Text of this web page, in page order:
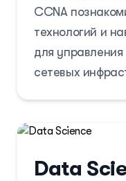
CCNA
технологий и
для
сетевых
сетевого
Data